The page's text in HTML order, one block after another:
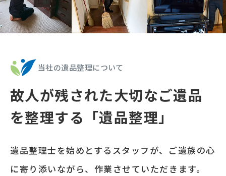
当社の遺品整理について
故人が残された大切なご遺品
を整理する「遺品整理」
遺品整理士を始めとするスタッフが、ご遺族の心
に寄り添いながら、作業させていただきます。